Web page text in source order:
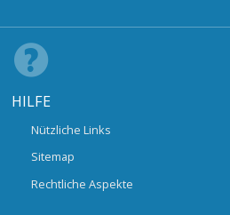
HILFE
Nützliche Links
Sitemap
Rechtliche Aspekte